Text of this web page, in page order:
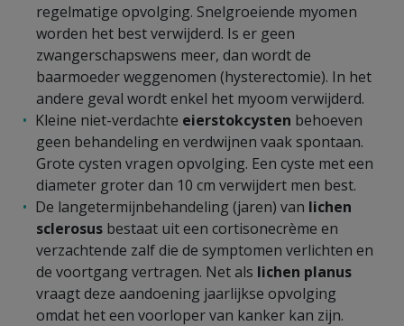
regelmatige opvolging. Snelgroeiende myomen
worden het best verwijderd. Is er geen
zwangerschapswens meer, dan wordt de
baarmoeder weggenomen (hysterectomie). In het
andere geval wordt enkel het myoom verwijderd.
Kleine niet-verdachte eierstokcysten behoeven
geen behandeling en verdwijnen vaak spontaan.
Grote cysten vragen opvolging. Een cyste met een
diameter groter dan 10 cm verwijdert men best.
De langetermijnbehandeling (jaren) van lichen
sclerosus bestaat uit een cortisonecrème en
verzachtende zalf die de symptomen verlichten en
de voortgang vertragen. Net als lichen planus
vraagt deze aandoening jaarlijkse opvolging
omdat het een voorloper van kanker kan zijn.